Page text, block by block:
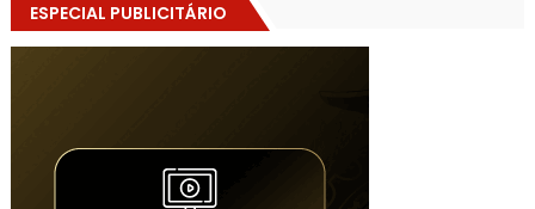
ESPECIAL PUBLICITÁRIO